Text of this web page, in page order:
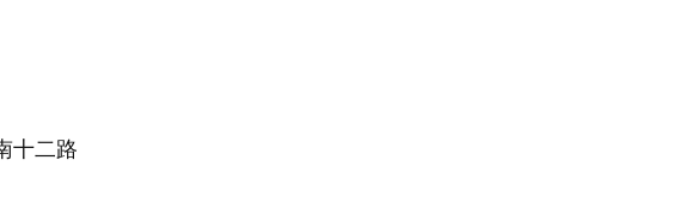
十二路